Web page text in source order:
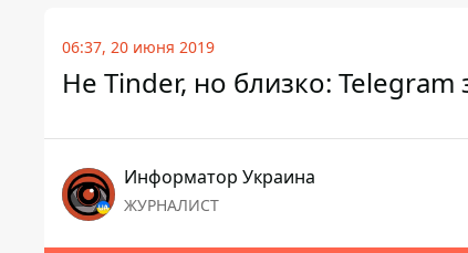
06:37, 20 июня 2019
Не Tinder, но близко: Telegram
Информатор Украина
ЖУРНАЛИСТ